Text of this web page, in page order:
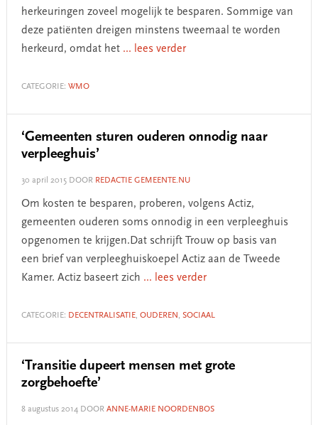
herkeuringen zoveel mogelijk te besparen. Sommige van
deze patiënten dreigen minstens tweemaal te worden
herkeurd, omdat het ... lees verder
CATEGORIE: WMO
‘Gemeenten sturen ouderen onnodig naar
verpleeghuis’
30 april 2015DOOR REDACTIE GEMEENTE.NU
Om kosten te besparen, proberen, volgens Actiz,
gemeenten ouderen soms onnodig in een verpleeghuis
opgenomen te krijgen.Dat schrijft Trouw op basis van
een brief van verpleeghuiskoepel Actiz aan de Tweede
Kamer. Actiz baseert zich ... lees verder
CATEGORIE: DECENTRALISATIE, OUDEREN , SOCIAAL
‘Transitie dupeert mensen met grote
zorgbehoefte’
8 augustus 2014DOOR ANNE-MARIE NOORDENBOS